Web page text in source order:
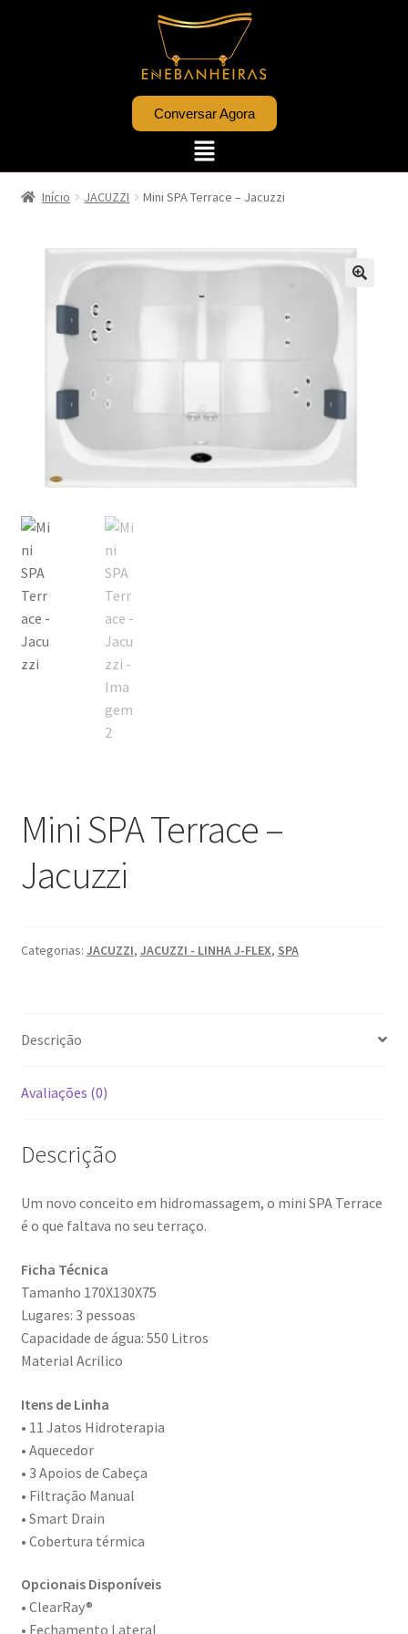
Conversar Agora
Início JACUZZI Mini SPA Terrace – Jacuzzi
Mini SPA Terrace –
Jacuzzi
Categorias: JACUZZI, JACUZZI - LINHA J-FLEX, SPA
Descrição
Avaliações (0)
Descrição
Um novo conceito em hidromassagem, o mini SPA Terrace
é o que faltava no seu terraço.
Ficha Técnica
Tamanho 170X130X75
Lugares: 3 pessoas
Capacidade de água: 550 Litros
Material Acrilico
Itens de Linha
• 11 Jatos Hidroterapia
• Aquecedor
• 3 Apoios de Cabeça
• Filtração Manual
• Smart Drain
• Cobertura térmica
Opcionais Disponíveis
• ClearRay®
• Fechamento Lateral